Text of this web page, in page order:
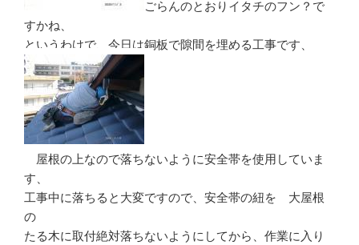
ごらんのとおりイタチのフン？で
すかね、
というわけで、今日は銅板で隙間を埋める工事です、
屋根の上なので落ちないように安全帯を使用していま
す、
工事中に落ちると大変ですので、安全帯の紐を 大屋根
の
たる木に取付絶対落ちないようにしてから、作業に入り